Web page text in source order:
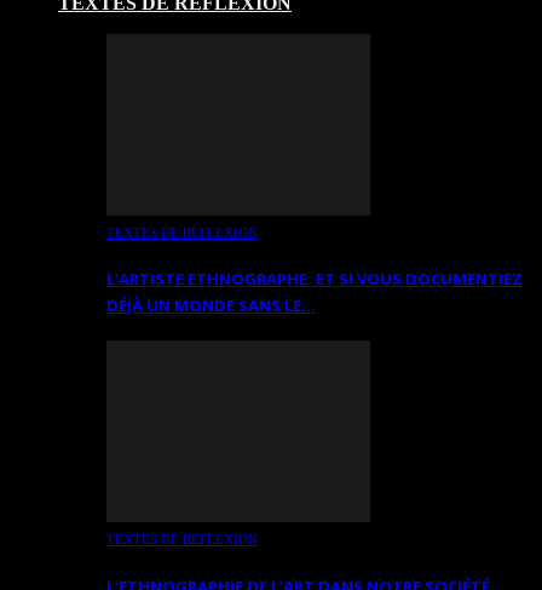
TEXTES DE RÉFLEXION
L’ARTISTE ETHNOGRAPHE: ET SI VOUS DOCUMENTIEZ
DÉJÀ UN MONDE SANS LE…
TEXTES DE RÉFLEXION